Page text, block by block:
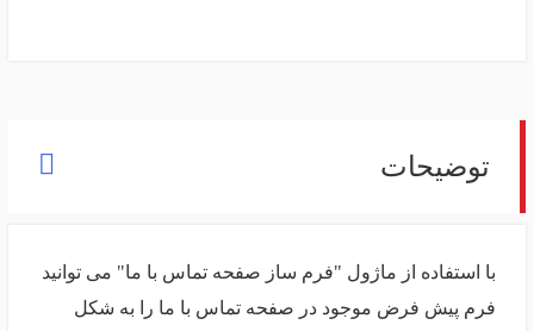
توضیحات
با استفاده از ماژول "فرم ساز صفحه تماس با ما" می توانید
فرم پیش فرض موجود در صفحه تماس با ما را به شکل